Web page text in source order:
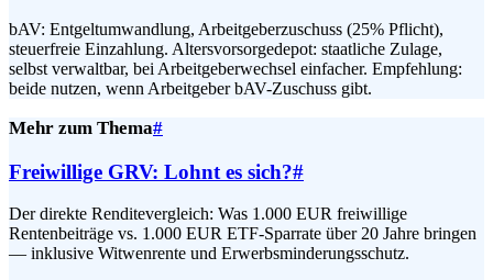
bAV: Entgeltumwandlung, Arbeitgeberzuschuss (25% Pflicht),
steuerfreie Einzahlung. Altersvorsorgedepot: staatliche Zulage,
selbst verwaltbar, bei Arbeitgeberwechsel einfacher. Empfehlung:
beide nutzen, wenn Arbeitgeber bAV-Zuschuss gibt.
Mehr zum Thema#
Freiwillige GRV: Lohnt es sich?#
Der direkte Renditevergleich: Was 1.000 EUR freiwillige
Rentenbeiträge vs. 1.000 EUR ETF-Sparrate über 20 Jahre bringen
— inklusive Witwenrente und Erwerbsminderungsschutz.